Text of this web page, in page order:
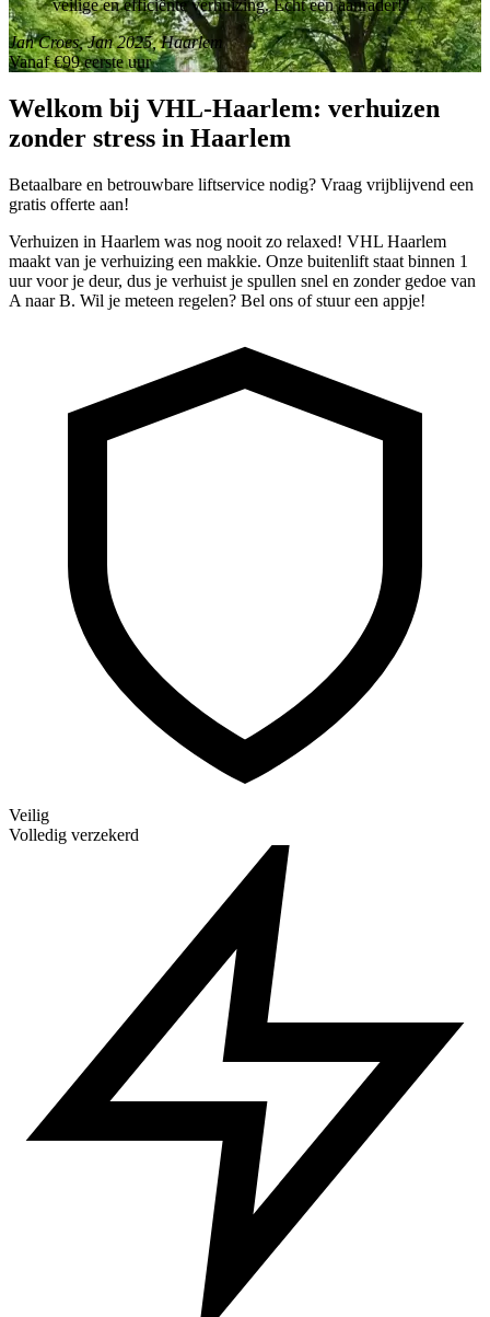
veilige en efficiënte verhuizing. Echt een aanrader!"
Jan Croes, Jan 2025, Haarlem
Vanaf €99 eerste uur
Welkom bij VHL-Haarlem: verhuizen
zonder stress in Haarlem
Betaalbare en betrouwbare liftservice nodig? Vraag vrijblijvend een
gratis offerte aan!
Verhuizen in Haarlem was nog nooit zo relaxed! VHL Haarlem
maakt van je verhuizing een makkie. Onze buitenlift staat binnen 1
uur voor je deur, dus je verhuist je spullen snel en zonder gedoe van
A naar B. Wil je meteen regelen? Bel ons of stuur een appje!
Veilig
Volledig verzekerd